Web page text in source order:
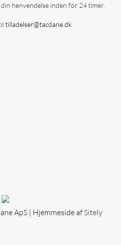
henvendelse inden for 24 timer.
tilladelser@tacdane.dk
ApS | Hjemmeside af Sitely